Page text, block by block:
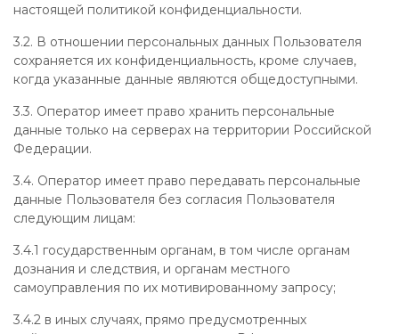
настоящей политикой конфиденциальности.
3.2. В отношении персональных данных Пользователя
сохраняется их конфиденциальность, кроме случаев,
когда указанные данные являются общедоступными.
3.3. Оператор имеет право хранить персональные
данные только на серверах на территории Российской
Федерации.
3.4. Оператор имеет право передавать персональные
данные Пользователя без согласия Пользователя
следующим лицам:
3.4.1 государственным органам, в том числе органам
дознания и следствия, и органам местного
самоуправления по их мотивированному запросу;
3.4.2 в иных случаях, прямо предусмотренных